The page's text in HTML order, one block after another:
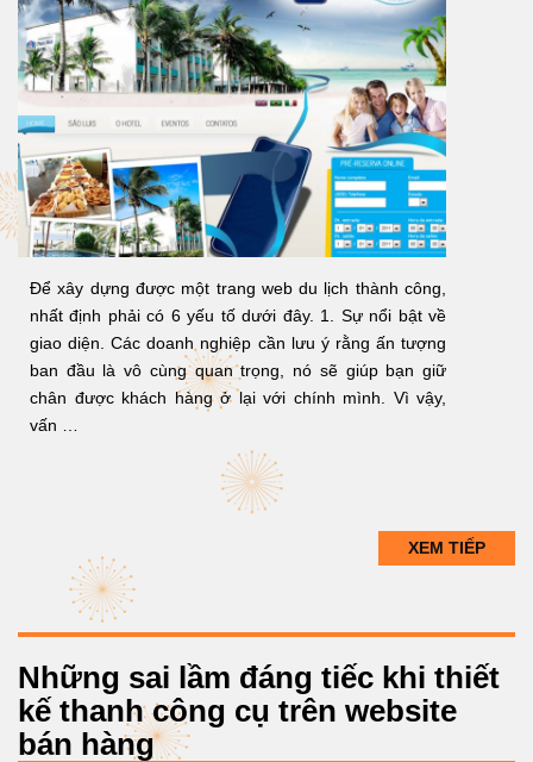
Để xây dựng được một trang web du lịch thành công,
nhất định phải có 6 yếu tố dưới đây. 1. Sự nổi bật về
giao diện. Các doanh nghiệp cần lưu ý rằng ấn tượng
ban đầu là vô cùng quan trọng, nó sẽ giúp bạn giữ
chân được khách hàng ở lại với chính mình. Vì vậy,
vấn …
XEM TIẾP
Những sai lầm đáng tiếc khi thiết
kế thanh công cụ trên website
bán hàng